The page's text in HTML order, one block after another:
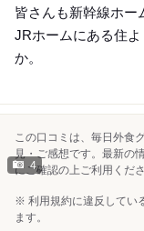
皆さんも新幹線ホー
JRホームにある住
か。
4
この口コミは、毎日外食
見・ご感想です。最新の
にご確認の上ご利用くださ
※ 利用規約に違反してい
ます。